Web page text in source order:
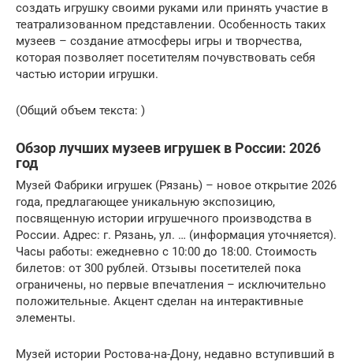
создать игрушку своими руками или принять участие в
театрализованном представлении. Особенность таких
музеев – создание атмосферы игры и творчества,
которая позволяет посетителям почувствовать себя
частью истории игрушки.
(Общий объем текста: )
Обзор лучших музеев игрушек в России: 2026
год
Музей Фабрики игрушек (Рязань) – новое открытие 2026
года, предлагающее уникальную экспозицию,
посвященную истории игрушечного производства в
России. Адрес: г. Рязань, ул. … (информация уточняется).
Часы работы: ежедневно с 10:00 до 18:00. Стоимость
билетов: от 300 рублей. Отзывы посетителей пока
ограничены, но первые впечатления – исключительно
положительные. Акцент сделан на интерактивные
элементы.
Музей истории Ростова-на-Дону, недавно вступивший в